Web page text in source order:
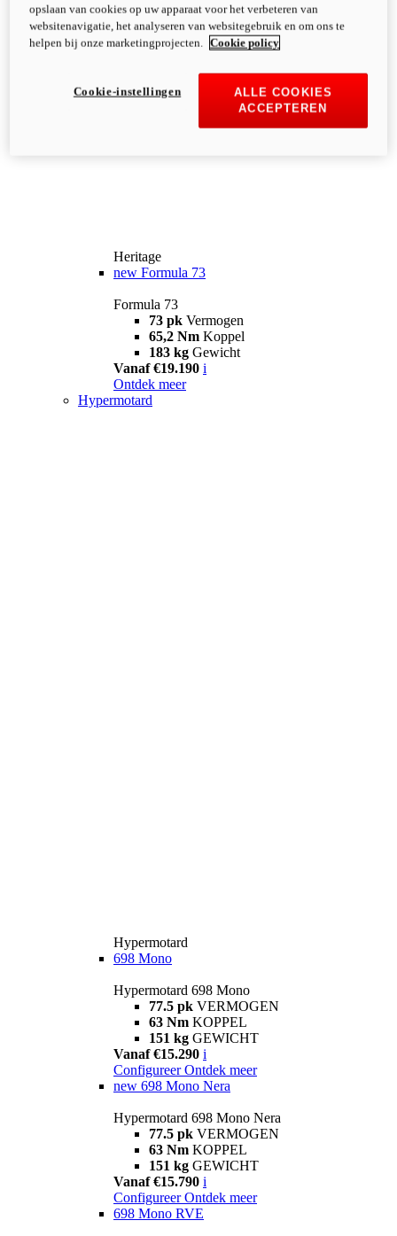
Heritage
new Formula 73
Formula 73
73 pk Vermogen
65,2 Nm Koppel
183 kg Gewicht
Vanaf €19.190 i
Ontdek meer
Hypermotard
Hypermotard
698 Mono
Hypermotard 698 Mono
77.5 pk VERMOGEN
63 Nm KOPPEL
151 kg GEWICHT
Vanaf €15.290 i
Configureer Ontdek meer
new 698 Mono Nera
Hypermotard 698 Mono Nera
77.5 pk VERMOGEN
63 Nm KOPPEL
151 kg GEWICHT
Vanaf €15.790 i
Configureer Ontdek meer
698 Mono RVE
opslaan van cookies op uw apparaat voor het verbeteren van
websitenavigatie, het analyseren van websitegebruik en om ons te
helpen bij onze marketingprojecten.
Cookie policy
ALLE COOKIES
ACCEPTEREN
Cookie-instellingen